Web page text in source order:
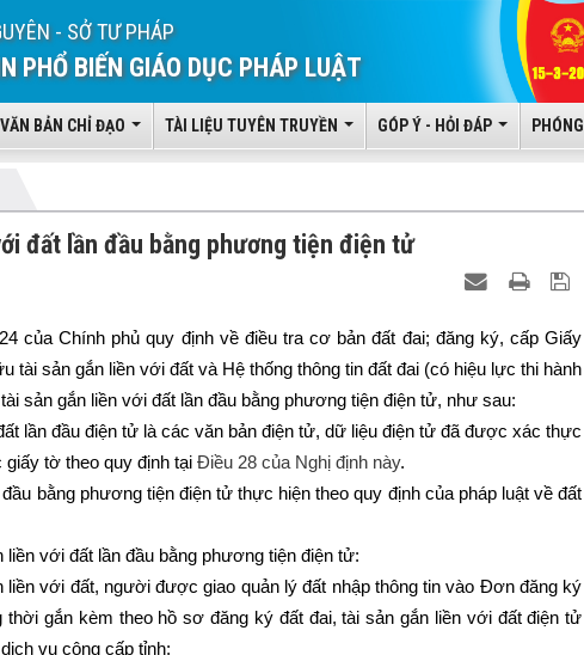
- SỞ TƯ PHÁP
PHỔ BIẾN GIÁO DỤC PHÁP LUẬT
VĂN BẢN CHỈ ĐẠO TÀI LIỆU TUYÊN TRUYỀN GÓP Ý - HỎI ĐÁP
đất lần đầu bằng phương tiện điện tử
của Chính phủ quy định về điều tra cơ bản đất đai; đăng ký, cấp Giấy
tài sản gắn liền với đất và Hệ thống thông tin đất đai (có hiệu lực thi hành
sản gắn liền với đất lần đầu bằng phương tiện điện tử, như sau:
lần đầu điện tử là các văn bản điện tử, dữ liệu điện tử đã được xác thực
giấy tờ theo quy định tại Điều 28 của Nghị định này.
bằng phương tiện điện tử thực hiện theo quy định của pháp luật về đất
với đất lần đầu bằng phương tiện điện tử:
với đất, người được giao quản lý đất nhập thông tin vào Đơn đăng ký
gắn kèm theo hồ sơ đăng ký đất đai, tài sản gắn liền với đất điện tử
vụ công cấp tỉnh;